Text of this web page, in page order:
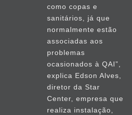
como copas e
sanitários, já que
normalmente estão
associadas aos
problemas
ocasionados à QAI”,
explica Edson Alves,
diretor da Star
Center, empresa que
realiza instalação,